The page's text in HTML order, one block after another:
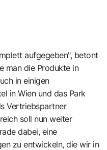
aufgegeben", betont
man die Produkte in
in einigen
in Wien und das Park
Vertriebspartner
soll nun weiter
dabei, eine
zu entwickeln, die wir in